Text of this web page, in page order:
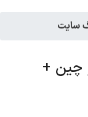
سایت
چین +